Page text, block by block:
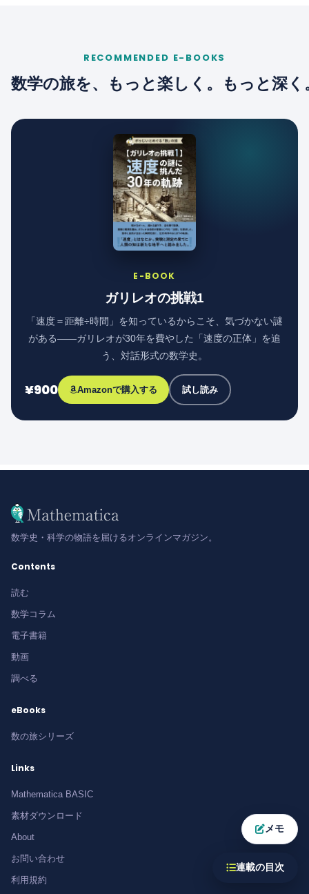
RECOMMENDED E-BOOKS
数学の旅を、もっと楽しく。もっと深く
E-BOOK
ガリレオの挑戦1
「速度＝距離÷時間」を知っているからこそ、気づかない謎
がある――ガリレオが30年を費やした「速度の正体」を追
う、対話形式の数学史。
¥900 Amazonで購入する 試し読み
メモ
連載の目次
数学史・科学の物語を届けるオンラインマガジン。
Contents
読む
数学コラム
電子書籍
動画
調べる
eBooks
数の旅シリーズ
Links
Mathematica BASIC
素材ダウンロード
About
お問い合わせ
利用規約